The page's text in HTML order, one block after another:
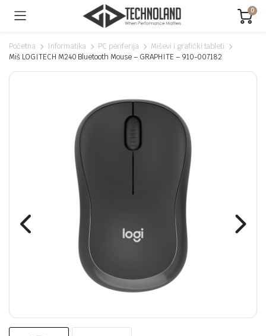
0
Početna Informatika PC periferija
Miševi i grafički tableti
Miš LOGITECH M240 Bluetooth Mouse – GRAPHITE – 910-007182